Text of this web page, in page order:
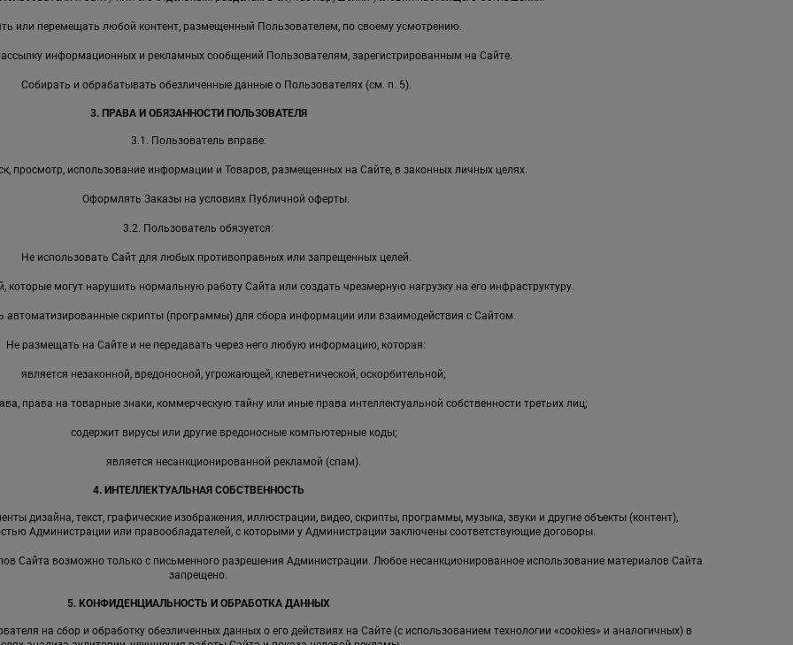
или перемещать любой контент, размещенный Пользователем, по своему усмотрению.
информационных и рекламных сообщений Пользователям, зарегистрированным на Сайте.
Собирать и обрабатывать обезличенные данные о Пользователях (см. п. 5).
3. ПРАВА И ОБЯЗАННОСТИ ПОЛЬЗОВАТЕЛЯ
3.1. Пользователь вправе:
просмотр, использование информации и Товаров, размещенных на Сайте, в законных личных целях.
Оформлять Заказы на условиях Публичной оферты.
3.2. Пользователь обязуется:
Не использовать Сайт для любых противоправных или запрещенных целей.
которые могут нарушить нормальную работу Сайта или создать чрезмерную нагрузку на его инфраструктуру.
автоматизированные скрипты (программы) для сбора информации или взаимодействия с Сайтом.
Не размещать на Сайте и не передавать через него любую информацию, которая:
является незаконной, вредоносной, угрожающей, клеветнической, оскорбительной;
права на товарные знаки, коммерческую тайну или иные права интеллектуальной собственности третьих лиц;
содержит вирусы или другие вредоносные компьютерные коды;
является несанкционированной рекламой (спам).
4. ИНТЕЛЛЕКТУАЛЬНАЯ СОБСТВЕННОСТЬ
дизайна, текст, графические изображения, иллюстрации, видео, скрипты, программы, музыка, звуки и другие объекты (контент),
Администрации или правообладателей, с которыми у Администрации заключены соответствующие договоры.
Сайта возможно только с письменного разрешения Администрации. Любое несанкционированное использование материалов Сайта
запрещено.
5. КОНФИДЕНЦИАЛЬНОСТЬ И ОБРАБОТКА ДАННЫХ
на сбор и обработку обезличенных данных о его действиях на Сайте (с использованием технологии «cookies» и аналогичных) в